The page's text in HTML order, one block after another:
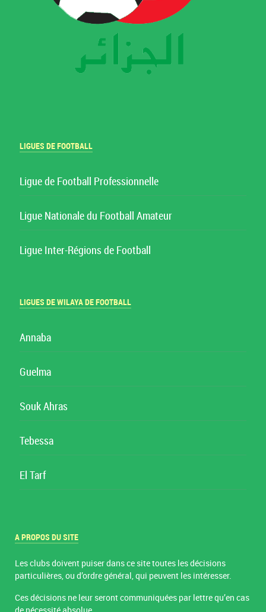
LIGUES DE FOOTBALL
Ligue de Football Professionnelle
Ligue Nationale du Football Amateur
Ligue Inter-Régions de Football
LIGUES DE WILAYA DE FOOTBALL
Annaba
Guelma
Souk Ahras
Tebessa
El Tarf
A PROPOS DU SITE
Les clubs doivent puiser dans ce site toutes les décisions
particulières, ou d’ordre général, qui peuvent les intéresser.
Ces décisions ne leur seront communiquées par lettre qu’en cas